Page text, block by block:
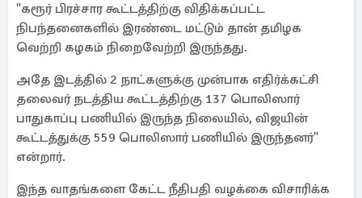
"கரூர் பிரச்சார கூட்டத்திற்கு விதிக்கப்பட்ட
நிபந்தனைகளில் இரண்டை மட்டும் தான் தமிழக
வெற்றி கழகம் நிறைவேற்றி இருந்தது.
அதே இடத்தில் 2 நாட்களுக்கு முன்பாக எதிர்க்கட்சி
தலைவர் நடத்திய கூட்டத்திற்கு 137 பொலிஸார்
பாதுகாப்பு பணியில் இருந்த நிலையில், விஜயின்
கூட்டத்துக்கு 559 பொலிஸார் பணியில் இருந்தனர்"
என்றார்.
இந்த வாதங்களை கேட்ட நீதிபதி வழக்கை விசாரிக்க